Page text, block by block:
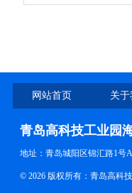
网站首页 关
青岛高科技工业园
地址：青岛城阳区锦汇路1号
© 2026 版权所有：青岛高科